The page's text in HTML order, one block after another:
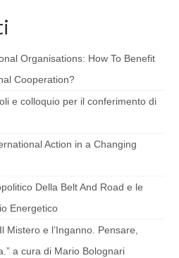
calendario Marzo 2022
del volume di Axel Berkofsky
Formazione
Organisations: How To Benefit
Cooperation?
e colloquio per il conferimento di
Action in a Changing
Della Belt And Road e le
Energetico
Mistero e l’Inganno. Pensare,
a cura di Mario Bolognari